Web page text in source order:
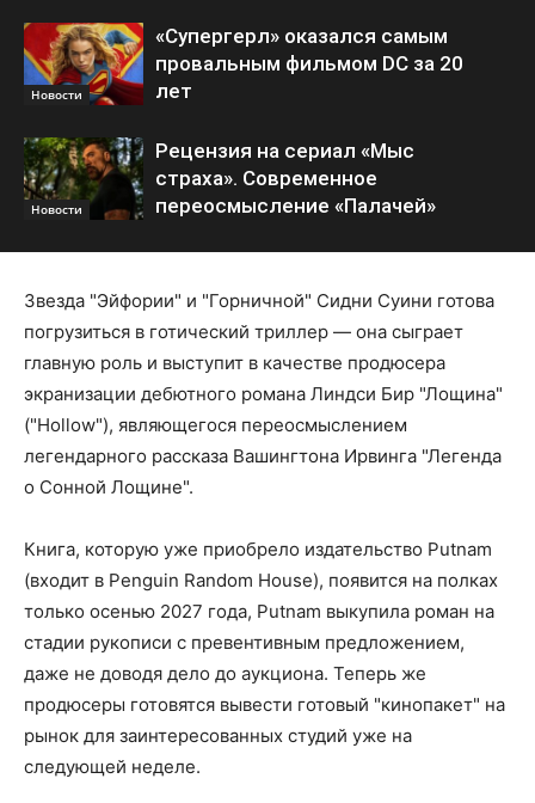
Новости
«Супергерл» оказался самым
провальным фильмом DC за 20
лет
Новости
Рецензия на сериал «Мыс
страха». Современное
переосмысление «Палачей»
Звезда "Эйфории" и "Горничной" Сидни Суини готова
погрузиться в готический триллер — она сыграет
главную роль и выступит в качестве продюсера
экранизации дебютного романа Линдси Бир "Лощина"
("Hollow"), являющегося переосмыслением
легендарного рассказа Вашингтона Ирвинга "Легенда
о Сонной Лощине".
Книга, которую уже приобрело издательство Putnam
(входит в Penguin Random House), появится на полках
только осенью 2027 года, Putnam выкупила роман на
стадии рукописи с превентивным предложением,
даже не доводя дело до аукциона. Теперь же
продюсеры готовятся вывести готовый "кинопакет" на
рынок для заинтересованных студий уже на
следующей неделе.